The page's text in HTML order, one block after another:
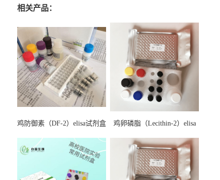
相关产品：
鸡防御素（DF-2）elisa试剂盒
鸡卵磷脂（Lecithin-2）elisa